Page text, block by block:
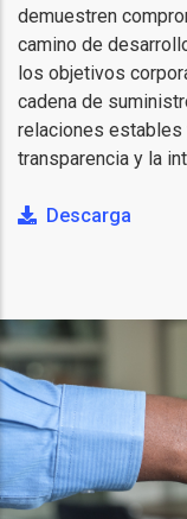
demuestren
camino de
los objetivos
cadena de
relaciones estables
transparencia y la
Descarga